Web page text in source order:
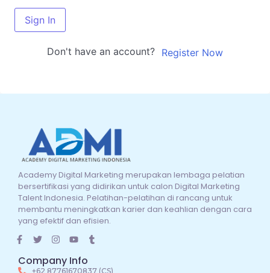
Sign In
Don't have an account? Register Now
Academy Digital Marketing merupakan lembaga pelatian
bersertifikasi yang didirikan untuk calon Digital Marketing
Talent Indonesia. Pelatihan-pelatihan di rancang untuk
membantu meningkatkan karier dan keahlian dengan cara
yang efektif dan efisien.
Company Info
+62 87761670837 (CS)